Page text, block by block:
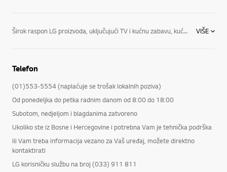
Širok raspon LG proizvoda, uključujući TV i kućnu zabavu, kućanske aparate, monitore, klima-uređaje i prijenosno računalo. Život ne čini samo posjedovanje najnovije tehnologije, već i iskustva kojima tehnologija pridonosi. Kao vodeći međunarodni proizvođač proizvoda za kućnu zabavu, kućanske aparate, IT, klimatizaciju i poslovna rješenja, LG – svojim znanjem – nastoji život I svakodnevicu svojih korisnika učiniti boljim. LG Magyarország brine o tome da proizvodi koji se prodaju budu jednostavni za korištenje, budu modernog dizajna i energetski učinkoviti, kako biste živjeli učinkovitije i istovremeno čuvali okoliš. Nudimo proizvode koji najbolje odgovaraju Vašim potrebama i životnom stilu te koji Vam donose najnovije tehnologije. VIŠE
Telefon
(01)553-5554 (naplaćuje se trošak lokalnih poziva)
Od ponedeljka do petka radnim danom od 8:00 do 18:00
Subotom, nedjeljom i blagdanima zatvoreno
Ukoliko ste iz Bosne i Hercegovine i potrebna Vam je tehnička podrška
ili Vam treba informacija vezano za Vaš uređaj, možete direktno
kontaktirati
LG korisničku službu na broj (033) 911 811